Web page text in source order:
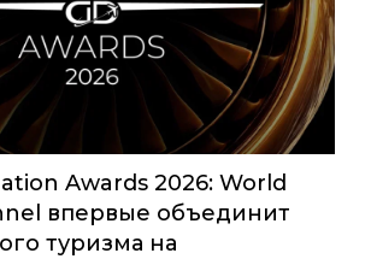
Awards 2026: World
впервые объединит
туризма на